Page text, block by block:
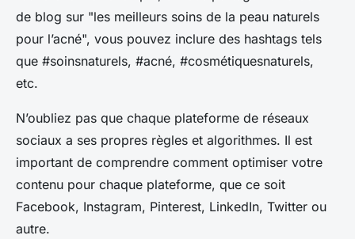
de blog sur "les meilleurs soins de la peau naturels
pour l’acné", vous pouvez inclure des hashtags tels
que #soinsnaturels, #acné, #cosmétiquesnaturels,
etc.
N’oubliez pas que chaque plateforme de réseaux
sociaux a ses propres règles et algorithmes. Il est
important de comprendre comment optimiser votre
contenu pour chaque plateforme, que ce soit
Facebook, Instagram, Pinterest, LinkedIn, Twitter ou
autre.